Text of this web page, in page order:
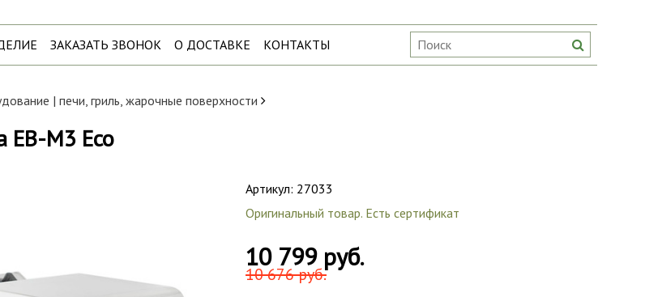
ЗАКАЗАТЬ ЗВОНОК О ДОСТАВКЕ КОНТАКТЫ
| печи, гриль, жарочные поверхности
EB-M3 Eco
Артикул: 27033
Оригинальный товар. Есть сертификат
10 799 руб.
10 676 руб.